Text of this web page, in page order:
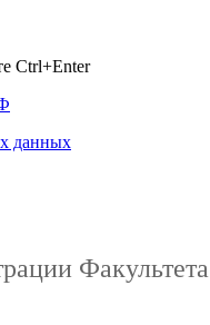
Ctrl+Enter
данных
Факультета